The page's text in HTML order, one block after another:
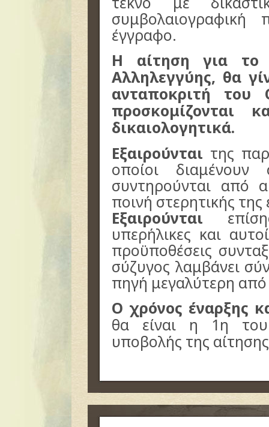
έγγραφο.
Η αίτηση για το
Αλληλεγγύης, θα
ανταποκριτή
προσκομίζονται
δικαιολογητικά.
Εξαιρούνται της
οποίοι
συντηρούνται από
ποινή στερητικής της
Εξαιρούνται
υπερήλικες και
προϋποθέσεις
σύζυγος λαμβάνει
πηγή μεγαλύτερη
Ο χρόνος έναρξης
θα είναι η 1η
υποβολής της